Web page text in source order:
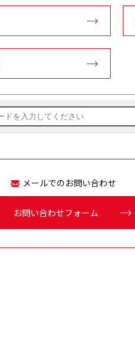
メールでのお問い合わせ
お問い合わせフォーム